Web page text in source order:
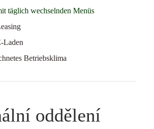
täglich wechselnden Menüs
Laden
Betriebsklima
oddělení